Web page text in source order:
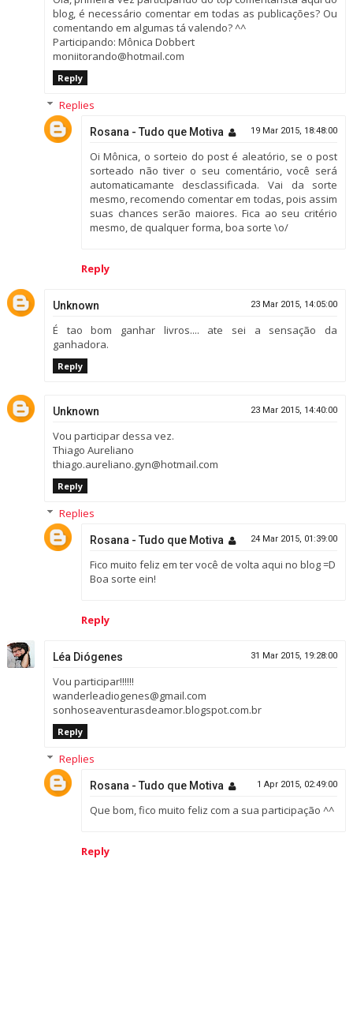
blog, é necessário comentar em todas as publicações? Ou
comentando em algumas tá valendo? ^^
Participando: Mônica Dobbert
moniitorando@hotmail.com
Reply
Replies
Rosana - Tudo que Motiva 19 Mar 2015, 18:48:00
Oi Mônica, o sorteio do post é aleatório, se o post
sorteado não tiver o seu comentário, você será
automaticamante desclassificada. Vai da sorte
mesmo, recomendo comentar em todas, pois assim
suas chances serão maiores. Fica ao seu critério
mesmo, de qualquer forma, boa sorte \o/
Reply
Unknown 23 Mar 2015, 14:05:00
É tao bom ganhar livros.... ate sei a sensação da
ganhadora.
Reply
Unknown 23 Mar 2015, 14:40:00
Vou participar dessa vez.
Thiago Aureliano
thiago.aureliano.gyn@hotmail.com
Reply
Replies
Rosana - Tudo que Motiva 24 Mar 2015, 01:39:00
Fico muito feliz em ter você de volta aqui no blog =D
Boa sorte ein!
Reply
Léa Diógenes 31 Mar 2015, 19:28:00
Vou participar!!!!!!
wanderleadiogenes@gmail.com
sonhoseaventurasdeamor.blogspot.com.br
Reply
Replies
Rosana - Tudo que Motiva 1 Apr 2015, 02:49:00
Que bom, fico muito feliz com a sua participação ^^
Reply